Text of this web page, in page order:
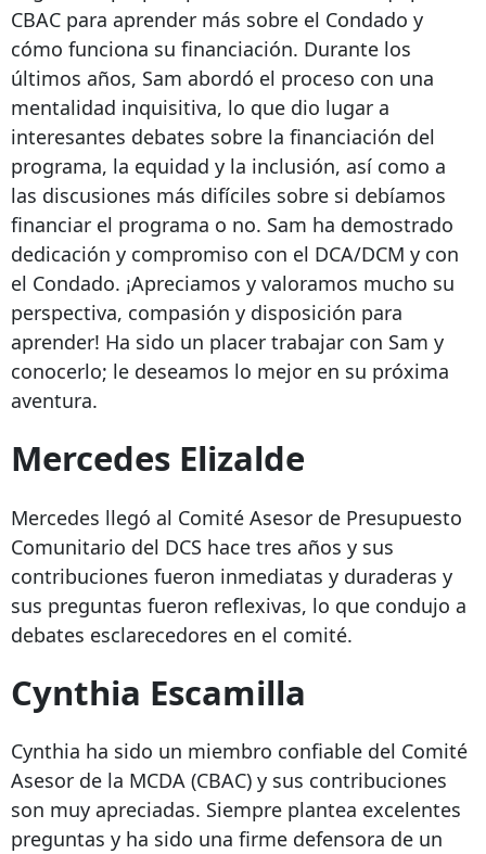
CBAC para aprender más sobre el Condado y
cómo funciona su financiación. Durante los
últimos años, Sam abordó el proceso con una
mentalidad inquisitiva, lo que dio lugar a
interesantes debates sobre la financiación del
programa, la equidad y la inclusión, así como a
las discusiones más difíciles sobre si debíamos
financiar el programa o no. Sam ha demostrado
dedicación y compromiso con el DCA/DCM y con
el Condado. ¡Apreciamos y valoramos mucho su
perspectiva, compasión y disposición para
aprender! Ha sido un placer trabajar con Sam y
conocerlo; le deseamos lo mejor en su próxima
aventura.
Mercedes Elizalde
Mercedes llegó al Comité Asesor de Presupuesto
Comunitario del DCS hace tres años y sus
contribuciones fueron inmediatas y duraderas y
sus preguntas fueron reflexivas, lo que condujo a
debates esclarecedores en el comité.
Cynthia Escamilla
Cynthia ha sido un miembro confiable del Comité
Asesor de la MCDA (CBAC) y sus contribuciones
son muy apreciadas. Siempre plantea excelentes
preguntas y ha sido una firme defensora de un